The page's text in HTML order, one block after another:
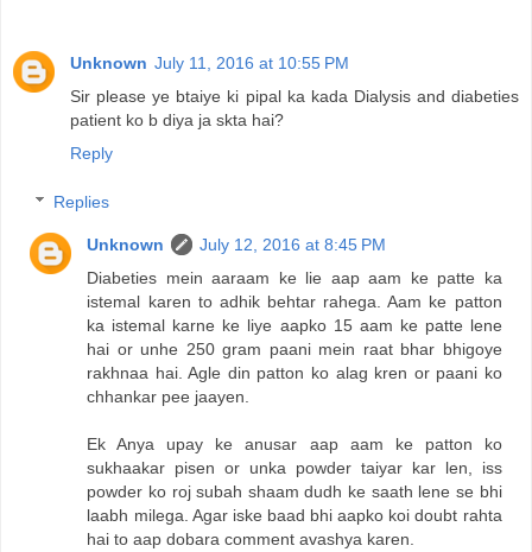
Unknown July 11, 2016 at 10:55 PM
Sir please ye btaiye ki pipal ka kada Dialysis and diabeties
patient ko b diya ja skta hai?
Reply
Replies
Unknown
July 12, 2016 at 8:45 PM
Diabeties mein aaraam ke lie aap aam ke patte ka
istemal karen to adhik behtar rahega. Aam ke patton
ka istemal karne ke liye aapko 15 aam ke patte lene
hai or unhe 250 gram paani mein raat bhar bhigoye
rakhnaa hai. Agle din patton ko alag kren or paani ko
chhankar pee jaayen.
Ek Anya upay ke anusar aap aam ke patton ko
sukhaakar pisen or unka powder taiyar kar len, iss
powder ko roj subah shaam dudh ke saath lene se bhi
laabh milega. Agar iske baad bhi aapko koi doubt rahta
hai to aap dobara comment avashya karen.